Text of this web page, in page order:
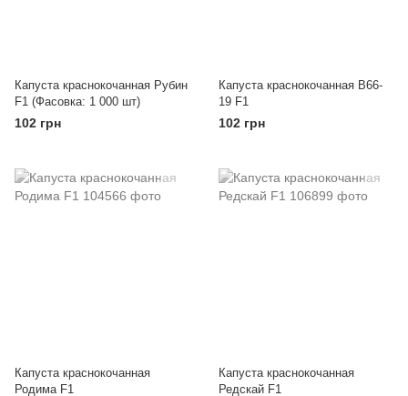
Капуста краснокочанная Рубин
F1 (Фасовка: 1 000 шт)
102 грн
Капуста краснокочанная В66-
19 F1
102 грн
Капуста краснокочанная
Родима F1
Капуста краснокочанная
Редскай F1